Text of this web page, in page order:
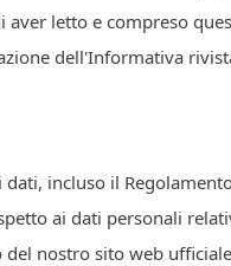
letto e compreso
dell'Informativa
incluso il
ai dati personali
nostro sito web